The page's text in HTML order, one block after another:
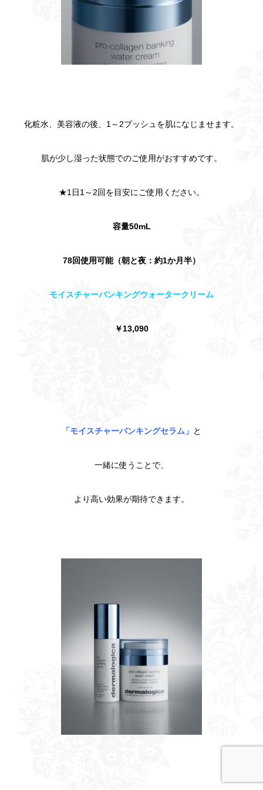
化粧水、美容液の後、1～2プッシュを肌になじませます。
肌が少し湿った状態でのご使用がおすすめです。
★1日1～2回を目安にご使用ください。
容量50mL
78回使用可能（朝と夜：約1か月半）
モイスチャーバンキングウォータークリーム
￥13,090
「モイスチャーバンキングセラム」 と
一緒に使うことで、
より高い効果が期待できます。